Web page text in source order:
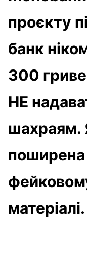
проєкту
банк
300
НЕ
шахраям.
матеріалі.